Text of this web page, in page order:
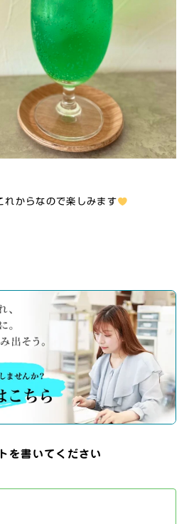
れからなので楽しみます
を書いてください